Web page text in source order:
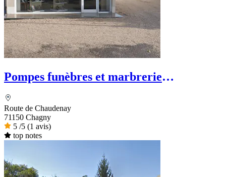
Pompes funèbres et marbrerie
Route de Chaudenay
71150 Chagny
5 /5 (1 avis)
top notes